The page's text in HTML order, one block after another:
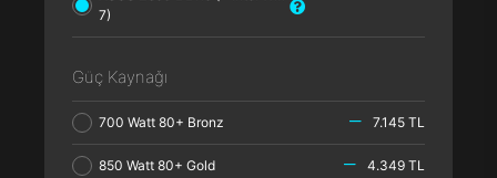
7)
Güç Kaynağı
700 Watt 80+ Bronz 7.145 TL
850 Watt 80+ Gold 4.349 TL